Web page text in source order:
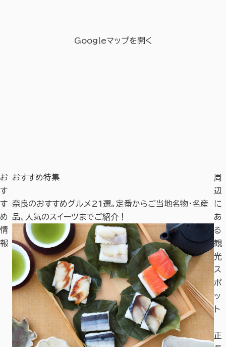
Googleマップを開く
お
す
す
め
情
報
おすすめ特集
奈良のおすすめグルメ21選。定番からご当地名物・名産
品、人気のスイーツまでご紹介！
奈
や
周
辺
に
あ
る
観
光
ス
ポ
ッ
ト
円
正